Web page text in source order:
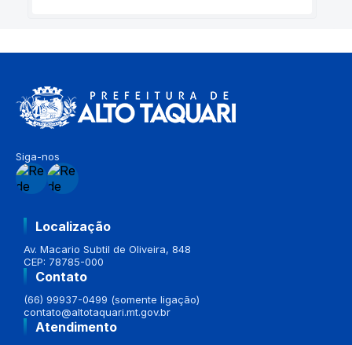
Siga-nos
Localização
Av. Macario Subtil de Oliveira, 848
CEP: 78785-000
Contato
(66) 99937-0499 (somente ligação)
contato@altotaquari.mt.gov.br
Atendimento